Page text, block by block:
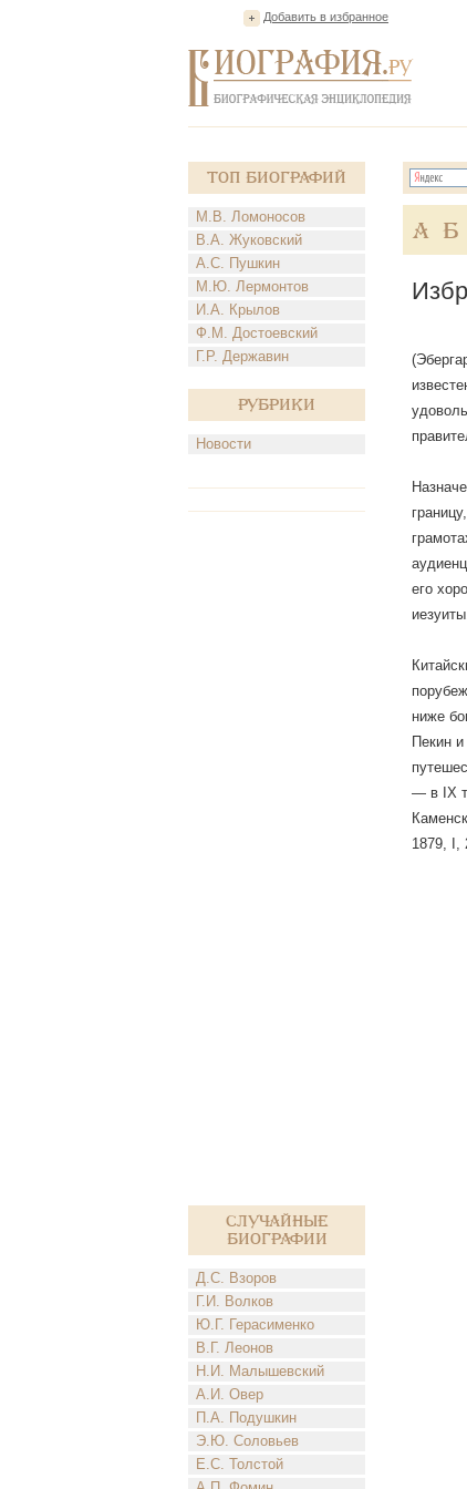
Добавить в избранное
Топ Биографий
М.В. Ломоносов
В.А. Жуковский
А.С. Пушкин
М.Ю. Лермонтов
И.А. Крылов
Ф.М. Достоевский
Г.Р. Державин
Рубрики
Новости
Случайные
биографии
Д.С. Взоров
Г.И. Волков
Ю.Г. Герасименко
В.Г. Леонов
Н.И. Малышевский
А.И. Овер
П.А. Подушкин
Э.Ю. Соловьев
Е.С. Толстой
А Б
его
ниже
Пекин
— в IX
1879, I,